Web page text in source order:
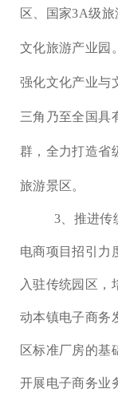
区、国家3A级旅
文化旅游产业园
强化文化产业与
三角乃至全国具
群，全力打造省
旅游景区。
3、推进传
电商项目招引力
入驻传统园区，
动本镇电子商务
区标准厂房的基
开展电子商务业